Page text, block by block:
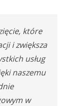
które
i zwiększa
usług
naszemu
w